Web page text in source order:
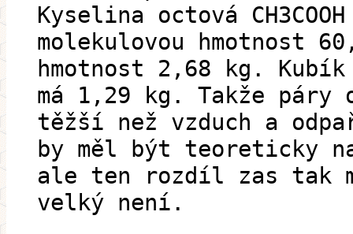
Kyselina octová CH3COOH
molekulovou hmotnost
hmotnost 2,68 kg. Kubík
má 1,29 kg. Takže páry
těžší než vzduch a
by měl být teoreticky
ale ten rozdíl zas tak
velký není.